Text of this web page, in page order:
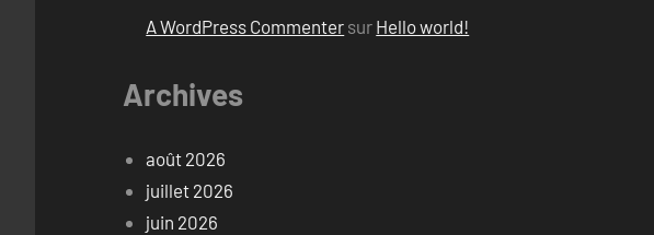
A WordPress Commenter sur Hello world!
Archives
août 2026
juillet 2026
juin 2026